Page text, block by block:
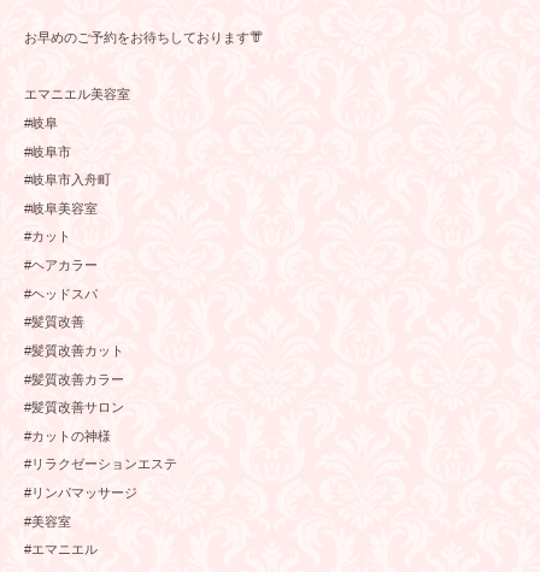
お早めのご予約をお待ちしております👘
エマニエル美容室
#岐阜
#岐阜市
#岐阜市入舟町
#岐阜美容室
#カット
#ヘアカラー
#ヘッドスパ
#髪質改善
#髪質改善カット
#髪質改善カラー
#髪質改善サロン
#カットの神様
#リラクゼーションエステ
#リンパマッサージ
#美容室
#エマニエル